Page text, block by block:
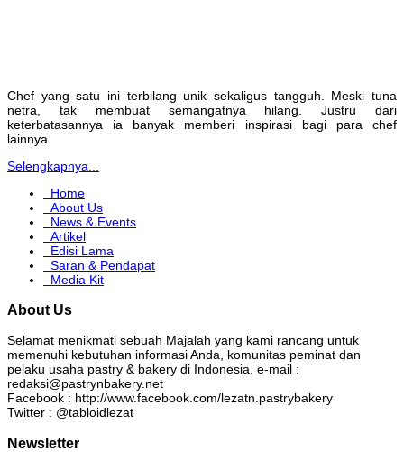
Chef yang satu ini terbilang unik sekaligus tangguh. Meski tuna
netra, tak membuat semangatnya hilang. Justru dari
keterbatasannya ia banyak memberi inspirasi bagi para chef
lainnya.
Selengkapnya...
Home
About Us
News & Events
Artikel
Edisi Lama
Saran & Pendapat
Media Kit
About Us
Selamat menikmati sebuah Majalah yang kami rancang untuk
memenuhi kebutuhan informasi Anda, komunitas peminat dan
pelaku usaha pastry & bakery di Indonesia. e-mail :
redaksi@pastrynbakery.net
Facebook : http://www.facebook.com/lezatn.pastrybakery
Twitter : @tabloidlezat
Newsletter